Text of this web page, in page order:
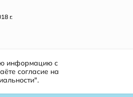
г.
информацию с
согласие на